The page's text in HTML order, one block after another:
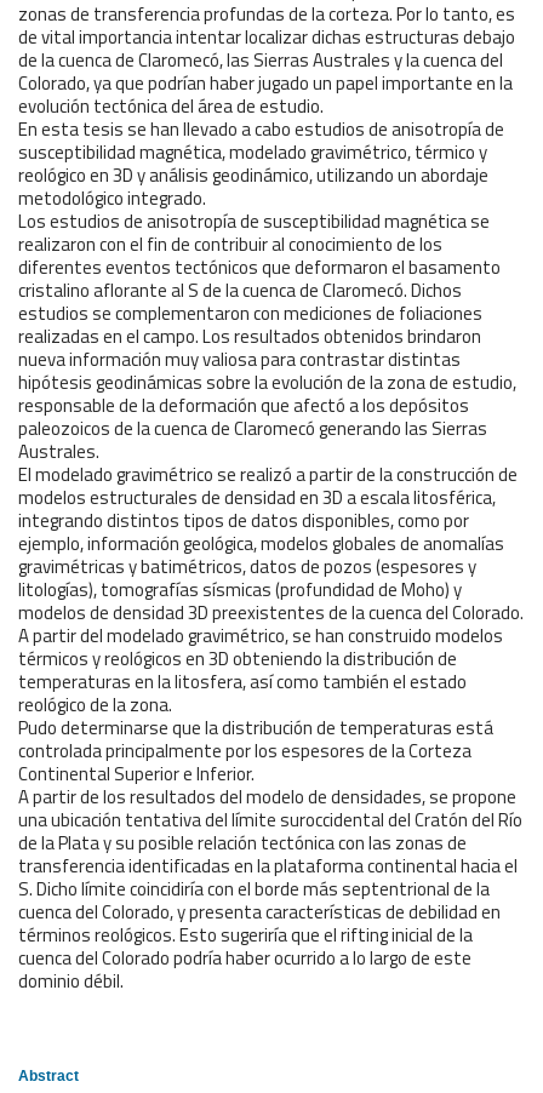
zonas de transferencia profundas de la corteza. Por lo tanto, es
de vital importancia intentar localizar dichas estructuras debajo
de la cuenca de Claromecó, las Sierras Australes y la cuenca del
Colorado, ya que podrían haber jugado un papel importante en la
evolución tectónica del área de estudio.
En esta tesis se han llevado a cabo estudios de anisotropía de
susceptibilidad magnética, modelado gravimétrico, térmico y
reológico en 3D y análisis geodinámico, utilizando un abordaje
metodológico integrado.
Los estudios de anisotropía de susceptibilidad magnética se
realizaron con el fin de contribuir al conocimiento de los
diferentes eventos tectónicos que deformaron el basamento
cristalino aflorante al S de la cuenca de Claromecó. Dichos
estudios se complementaron con mediciones de foliaciones
realizadas en el campo. Los resultados obtenidos brindaron
nueva información muy valiosa para contrastar distintas
hipótesis geodinámicas sobre la evolución de la zona de estudio,
responsable de la deformación que afectó a los depósitos
paleozoicos de la cuenca de Claromecó generando las Sierras
Australes.
El modelado gravimétrico se realizó a partir de la construcción de
modelos estructurales de densidad en 3D a escala litosférica,
integrando distintos tipos de datos disponibles, como por
ejemplo, información geológica, modelos globales de anomalías
gravimétricas y batimétricos, datos de pozos (espesores y
litologías), tomografías sísmicas (profundidad de Moho) y
modelos de densidad 3D preexistentes de la cuenca del Colorado.
A partir del modelado gravimétrico, se han construido modelos
térmicos y reológicos en 3D obteniendo la distribución de
temperaturas en la litosfera, así como también el estado
reológico de la zona.
Pudo determinarse que la distribución de temperaturas está
controlada principalmente por los espesores de la Corteza
Continental Superior e Inferior.
A partir de los resultados del modelo de densidades, se propone
una ubicación tentativa del límite suroccidental del Cratón del Río
de la Plata y su posible relación tectónica con las zonas de
transferencia identificadas en la plataforma continental hacia el
S. Dicho límite coincidiría con el borde más septentrional de la
cuenca del Colorado, y presenta características de debilidad en
términos reológicos. Esto sugeriría que el rifting inicial de la
cuenca del Colorado podría haber ocurrido a lo largo de este
dominio débil.
Abstract